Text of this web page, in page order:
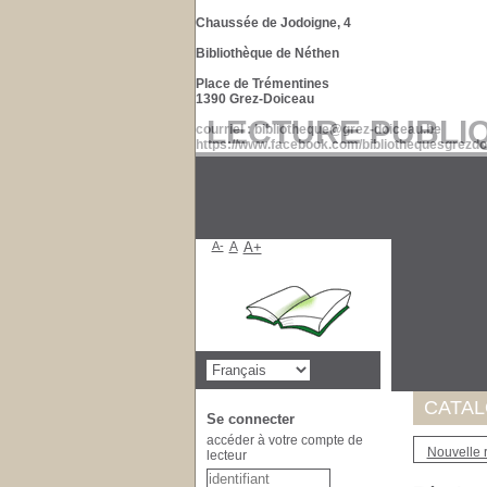
LECTURE
Nouvelle
Chaussée de Jodoigne, 4
Bibliothèque de Néthen
Place de Trémentines
1390 Grez-Doiceau
courriel : bibliotheque@grez-doiceau.be
https://www.facebook.com/
A- A A+
Se connecter
accéder à votre compte de
lecteur